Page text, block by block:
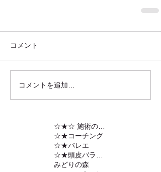
コメント
コメントを追加…
☆★コーチング
☆★バレエ
みどりの森